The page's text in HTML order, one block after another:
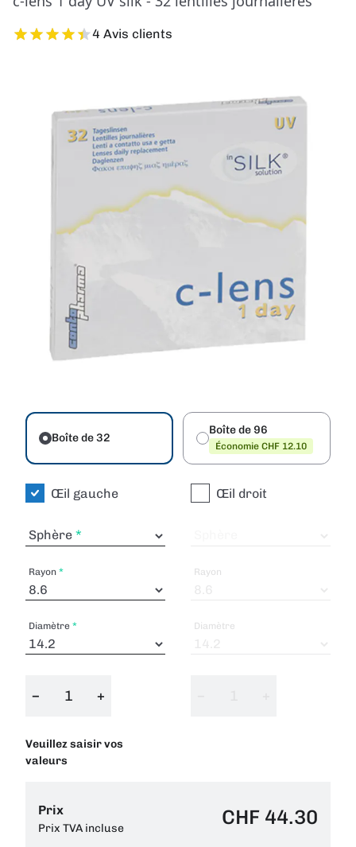
4 Avis clients
Boîte de 32
Boîte de 96
Économie CHF 12.10
Œil gauche
Sphère
Rayon
Diamètre
− +
Veuillez saisir vos
valeurs
Œil droit
Rayon
Diamètre
Prix
Prix TVA incluse CHF 44.30